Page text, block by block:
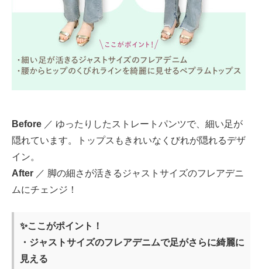
Before ／ ゆったりしたストレートパンツで、細い足が
隠れています。トップスもきれいなくびれが隠れるデザ
イン。
After ／ 脚の細さが活きるジャストサイズのフレアデニ
ムにチェンジ！
✨ここがポイント！
・ジャストサイズのフレアデニムで足がさらに綺麗に
見える